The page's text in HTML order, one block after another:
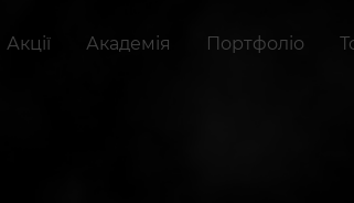
Акції Академія Портфоліо